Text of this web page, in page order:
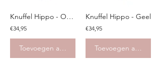
Knuffel Hippo - Oranje
€34,95
Toevoegen aan winkelwagen
Knuffel Hippo - Geel
€34,95
Toevoegen aan